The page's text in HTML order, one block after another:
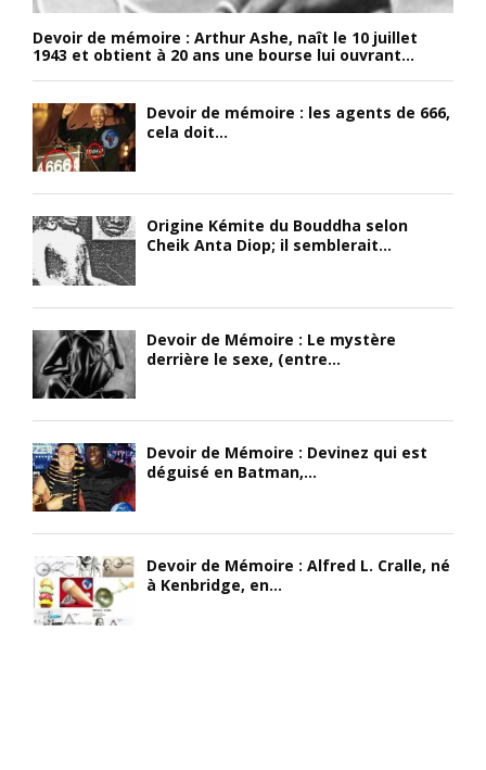
Devoir de mémoire : Arthur Ashe, naît le 10 juillet
1943 et obtient à 20 ans une bourse lui ouvrant...
Devoir de mémoire : les agents de 666,
cela doit...
Origine Kémite du Bouddha selon
Cheik Anta Diop; il semblerait...
Devoir de Mémoire : Le mystère
derrière le sexe, (entre...
Devoir de Mémoire : Devinez qui est
déguisé en Batman,...
Devoir de Mémoire : Alfred L. Cralle, né
à Kenbridge, en...